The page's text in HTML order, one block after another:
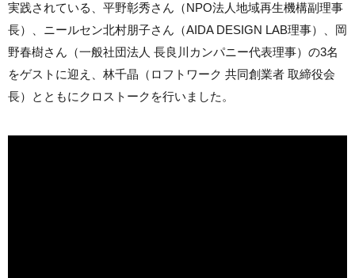
実践されている、平野彰秀さん（NPO法人地域再生機構副理事
長）、ニールセン北村朋子さん（AIDA DESIGN LAB理事）、岡
野春樹さん（一般社団法人 長良川カンパニー代表理事）の3名
をゲストに迎え、林千晶（ロフトワーク 共同創業者 取締役会
長）とともにクロストークを行いました。